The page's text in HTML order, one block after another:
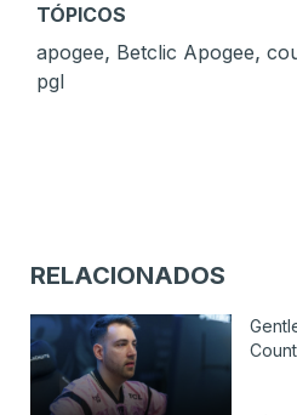
TÓPICOS
apogee, Betclic Apogee,
pgl
RELACIONADOS